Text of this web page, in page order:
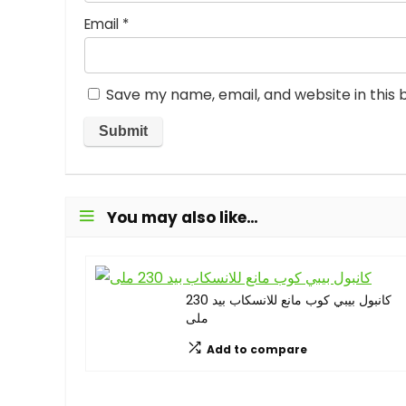
Email *
Save my name, email, and website in
You may also like…
كانبول بيبي كوب مانع للانسكاب بيد 230
ملى
Add to compare